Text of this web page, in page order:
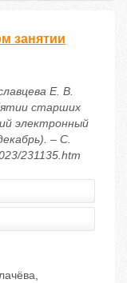
занятии
Е. В.
старших
электронный
– С.
231135.htm
,